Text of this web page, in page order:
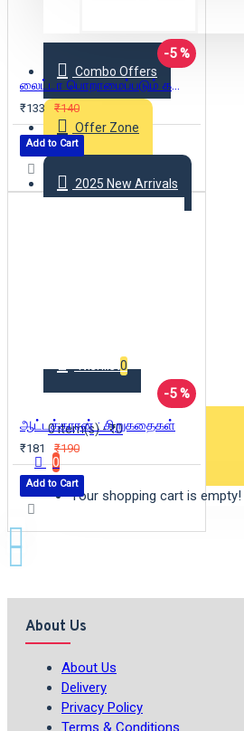
Combo Offers
Offer Zone
2025 New Arrivals
0
0 item(s) - ₹0
0
Your shopping cart is empty!
-5 %
லைட்டா பொறாமைப்படும் கலைஞன்
₹133 ₹140
Add to Cart
-5 %
ஆட்டக்காரன் : சிறுகதைகள்
₹181 ₹190
Add to Cart
About Us
About Us
Delivery
Privacy Policy
Terms & Conditions